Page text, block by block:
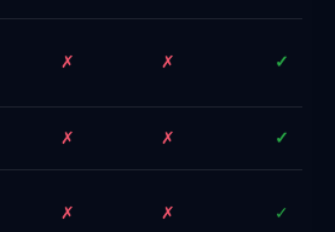
✗ ✗ ✓
✗ ✗ ✓
✗ ✗ ✓